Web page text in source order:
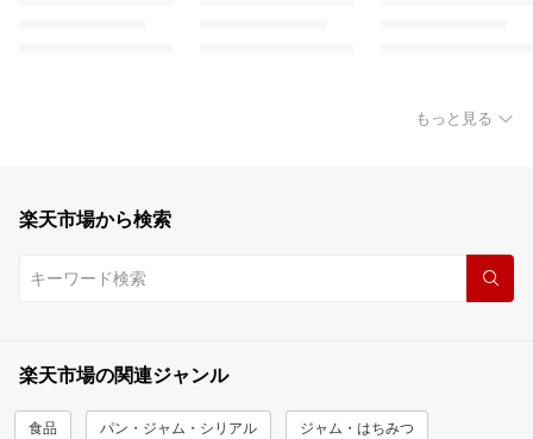
もっと見る
楽天市場から検索
楽天市場の関連ジャンル
食品 パン・ジャム・シリアル ジャム・はちみつ